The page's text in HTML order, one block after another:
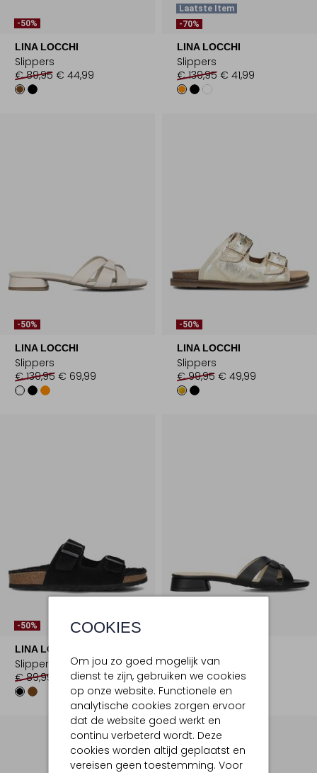
COOKIES
Om jou zo goed mogelijk van
dienst te zijn, gebruiken we cookies
op onze website. Functionele en
analytische cookies zorgen ervoor
dat de website goed werkt en
continu verbeterd wordt. Deze
cookies worden altijd geplaatst en
vereisen geen toestemming. Voor
-50%
LINA LOCCHI
Slippers
€ 89,95 € 44,99
Laatste Item
-70%
LINA LOCCHI
Slippers
€ 139,95 € 41,99
-50%
LINA LOCCHI
Slippers
€ 139,95 € 69,99
-50%
LINA LOCCHI
Slippers
€ 99,95 € 49,99
-50%
LINA LOCCHI
Slippers
€ 89,95
€ 44,99
Slippers
€ 139,95 € 69,99